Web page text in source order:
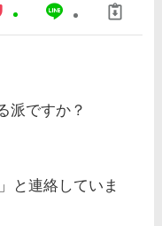
派ですか？
と連絡していま